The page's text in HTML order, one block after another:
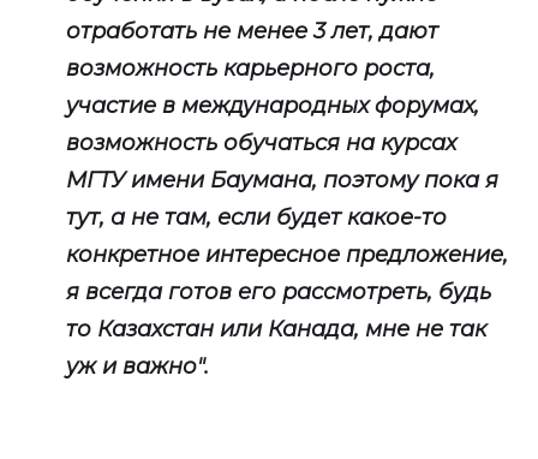
отработать не менее 3 лет, дают
возможность карьерного роста,
участие в международных форумах,
возможность обучаться на курсах
МГТУ имени Баумана, поэтому пока я
тут, а не там, если будет какое-то
конкретное интересное предложение,
я всегда готов его рассмотреть, будь
то Казахстан или Канада, мне не так
уж и важно".